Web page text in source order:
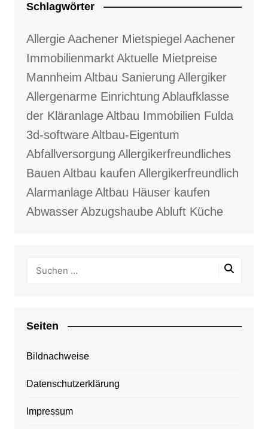
Schlagwörter
AllergieAachener Mietspiegel Aachener
ImmobilienmarktAktuelle Mietpreise
Mannheim Altbau Sanierung Allergiker
Allergenarme Einrichtung Ablaufklasse
der KläranlageAltbau Immobilien Fulda
3d-softwareAltbau-Eigentum
Abfallversorgung Allergikerfreundliches
Bauen Altbau kaufen Allergikerfreundlich
AlarmanlageAltbau Häuser kaufen
AbwasserAbzugshaubeAbluft Küche
Seiten
Bildnachweise
Datenschutzerklärung
Impressum